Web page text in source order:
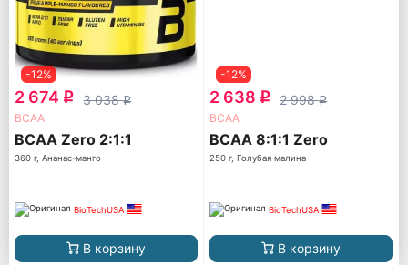
-12%
2 674 q 3 038q
ВСАА
BCAA Zero 2:1:1
360 г, Ананас-манго
BioTechUSA
В корзину
-12%
2 638 q 2 998q
ВСАА
BCAA 8:1:1 Zero
250 г, Голубая малина
BioTechUSA
В корзину